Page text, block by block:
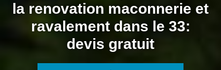
la renovation maconnerie et
ravalement dans le 33:
devis gratuit